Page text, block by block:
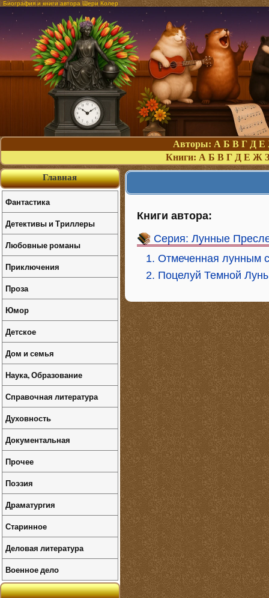
Биография и книги автора Шери Колер
Авторы: А Б В Г Д Е
Книги: А Б В Г Д Е Ж З
Книги автора:
Серия: Лунные
1. Отмеченная лунным
2. Поцелуй Темной
Главная
Фантастика
Детективы и Триллеры
Любовные романы
Приключения
Проза
Юмор
Детское
Дом и семья
Наука, Образование
Справочная литература
Духовность
Документальная
Прочее
Поэзия
Драматургия
Старинное
Деловая литература
Военное дело